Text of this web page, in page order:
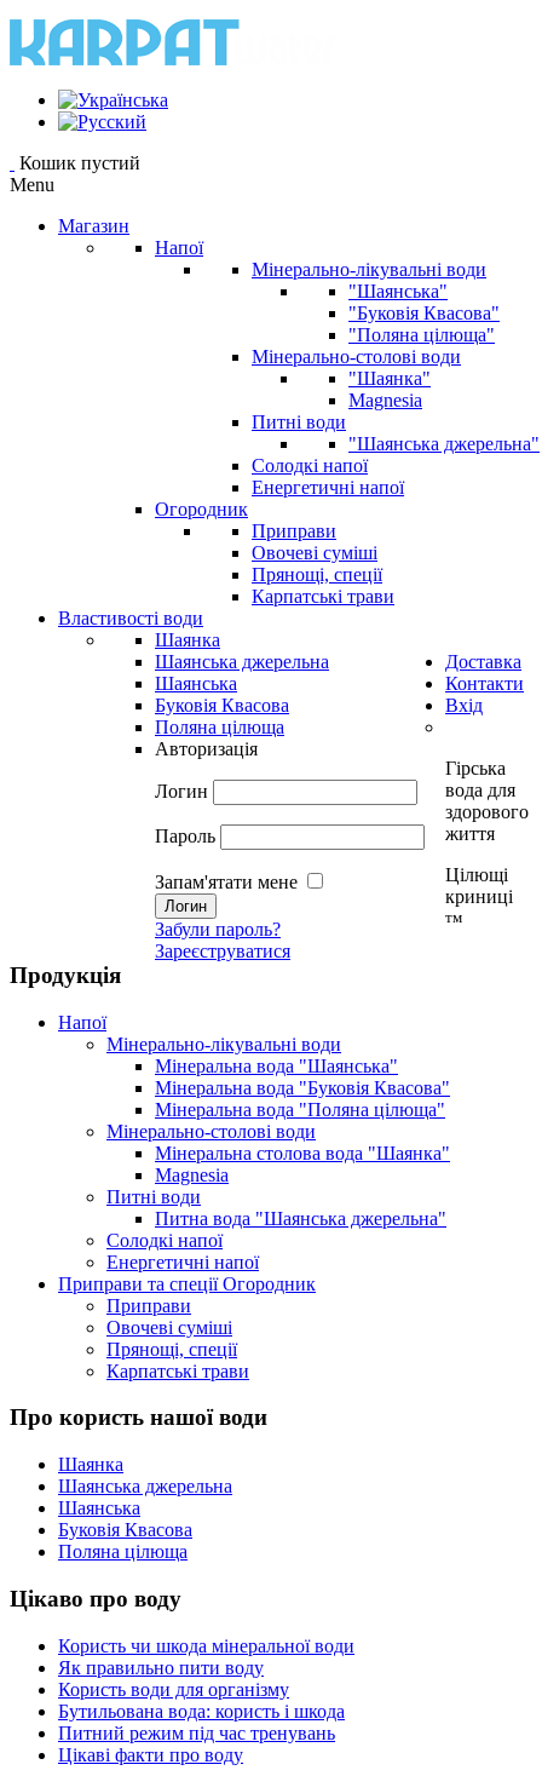
Кошик пустий
Menu
Магазин
Напої
Мінерально-лікувальні води
"Шаянська"
"Буковія Квасова"
"Поляна цілюща"
Мінерально-столові води
"Шаянка"
Magnesia
Питні води
"Шаянська джерельна"
Солодкі напої
Енергетичні напої
Огородник
Приправи
Овочеві суміші
Прянощі, спеції
Карпатські трави
Властивості води
Шаянка
Шаянська джерельна
Шаянська
Буковія Квасова
Поляна цілюща
Доставка
Контакти
Вхід
Авторизація
Логин
Пароль
Запам'ятати мене
Забули пароль?
Зареєструватися
Гірська
вода для
здорового
життя
Цілющі
криниці
тм
Продукція
Напої
Мінерально-лікувальні води
Мінеральна вода "Шаянська"
Мінеральна вода "Буковія Квасова"
Мінеральна вода "Поляна цілюща"
Мінерально-столові води
Мінеральна столова вода "Шаянка"
Magnesia
Питні води
Питна вода "Шаянська джерельна"
Солодкі напої
Енергетичні напої
Приправи та спеції Огородник
Приправи
Овочеві суміші
Прянощі, спеції
Карпатські трави
Про користь нашої води
Шаянка
Шаянська джерельна
Шаянська
Буковія Квасова
Поляна цілюща
Цікаво про воду
Користь чи шкода мінеральної води
Як правильно пити воду
Користь води для організму
Бутильована вода: користь і шкода
Питний режим під час тренувань
Цікаві факти про воду